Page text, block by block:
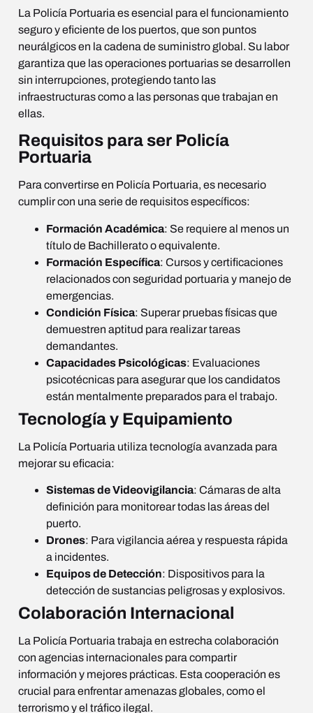
La Policía Portuaria es esencial para el funcionamiento
seguro y eficiente de los puertos, que son puntos
neurálgicos en la cadena de suministro global. Su labor
garantiza que las operaciones portuarias se desarrollen
sin interrupciones, protegiendo tanto las
infraestructuras como a las personas que trabajan en
ellas.
Requisitos para ser Policía
Portuaria
Para convertirse en Policía Portuaria, es necesario
cumplir con una serie de requisitos específicos:
Formación Académica: Se requiere al menos un
título de Bachillerato o equivalente.
Formación Específica: Cursos y certificaciones
relacionados con seguridad portuaria y manejo de
emergencias.
Condición Física: Superar pruebas físicas que
demuestren aptitud para realizar tareas
demandantes.
Capacidades Psicológicas: Evaluaciones
psicotécnicas para asegurar que los candidatos
están mentalmente preparados para el trabajo.
Tecnología y Equipamiento
La Policía Portuaria utiliza tecnología avanzada para
mejorar su eficacia:
Sistemas de Videovigilancia: Cámaras de alta
definición para monitorear todas las áreas del
puerto.
Drones: Para vigilancia aérea y respuesta rápida
a incidentes.
Equipos de Detección: Dispositivos para la
detección de sustancias peligrosas y explosivos.
Colaboración Internacional
La Policía Portuaria trabaja en estrecha colaboración
con agencias internacionales para compartir
información y mejores prácticas. Esta cooperación es
crucial para enfrentar amenazas globales, como el
terrorismo y el tráfico ilegal.